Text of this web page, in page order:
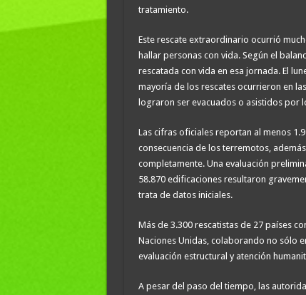
tratamiento.
Este rescate extraordinario ocurrió
hallar personas con vida. Según el
rescatada con vida en esa jornada. El
mayoría de los rescates ocurrieron en
lograron ser evacuados o asistidos por
Las cifras oficiales reportan al menos
consecuencia de los terremotos,
completamente. Una evaluación
58.870 edificaciones resultaron
trata de datos iniciales.
Más de 3.300 rescatistas de 27 países
Naciones Unidas, colaborando no sólo
evaluación estructural y atención
A pesar del paso del tiempo, las